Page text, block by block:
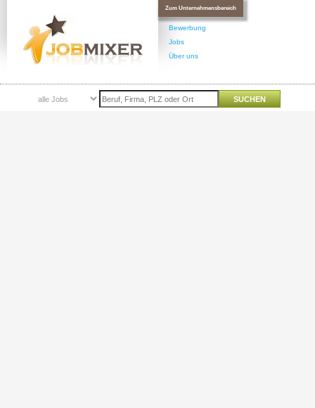
Zum Unternehmensbereich
Bewerbung
Jobs
Über uns